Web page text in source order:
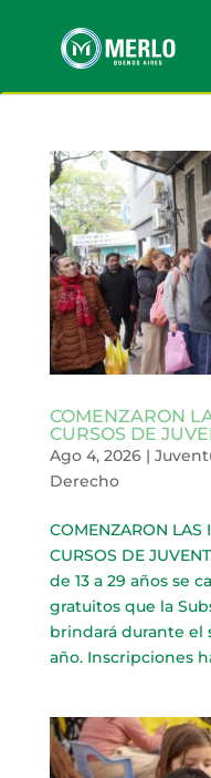
COMENZARON
CURSOS DE
Ago 4, 2026|
Derecho
COMENZARON LAS
CURSOS DE
de 13 a 29 años se
gratuitos que la
brindará durante el
año. Inscripciones